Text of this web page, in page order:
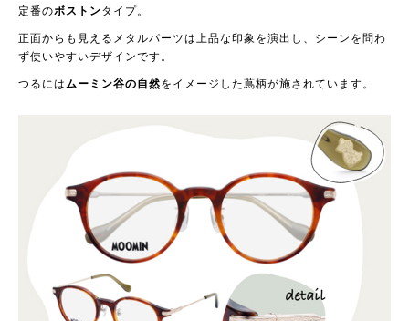
定番のボストンタイプ。
正面からも見えるメタルパーツは上品な印象を演出し、シーンを問わ
ず使いやすいデザインです。
つるにはムーミン谷の自然をイメージした蔦柄が施されています。